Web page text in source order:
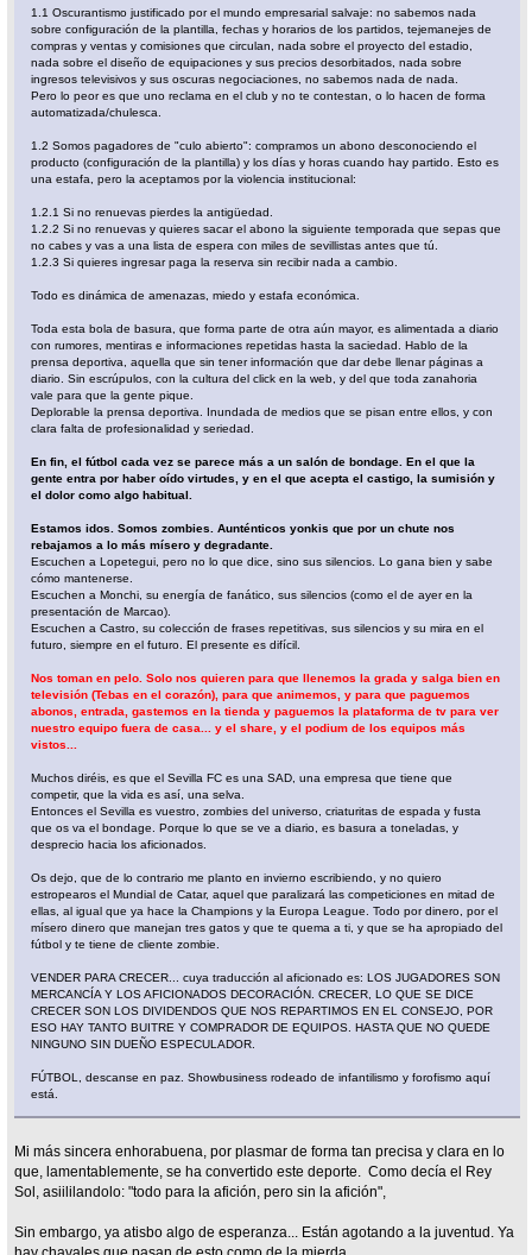
1.1 Oscurantismo justificado por el mundo empresarial salvaje: no sabemos nada
sobre configuración de la plantilla, fechas y horarios de los partidos, tejemanejes de
compras y ventas y comisiones que circulan, nada sobre el proyecto del estadio,
nada sobre el diseño de equipaciones y sus precios desorbitados, nada sobre
ingresos televisivos y sus oscuras negociaciones, no sabemos nada de nada.
Pero lo peor es que uno reclama en el club y no te contestan, o lo hacen de forma
automatizada/chulesca.
1.2 Somos pagadores de "culo abierto": compramos un abono desconociendo el
producto (configuración de la plantilla) y los días y horas cuando hay partido. Esto es
una estafa, pero la aceptamos por la violencia institucional:
1.2.1 Si no renuevas pierdes la antigüedad.
1.2.2 Si no renuevas y quieres sacar el abono la siguiente temporada que sepas que
no cabes y vas a una lista de espera con miles de sevillistas antes que tú.
1.2.3 Si quieres ingresar paga la reserva sin recibir nada a cambio.
Todo es dinámica de amenazas, miedo y estafa económica.
Toda esta bola de basura, que forma parte de otra aún mayor, es alimentada a diario
con rumores, mentiras e informaciones repetidas hasta la saciedad. Hablo de la
prensa deportiva, aquella que sin tener información que dar debe llenar páginas a
diario. Sin escrúpulos, con la cultura del click en la web, y del que toda zanahoria
vale para que la gente pique.
Deplorable la prensa deportiva. Inundada de medios que se pisan entre ellos, y con
clara falta de profesionalidad y seriedad.
En fin, el fútbol cada vez se parece más a un salón de bondage. En el que la
gente entra por haber oído virtudes, y en el que acepta el castigo, la sumisión y
el dolor como algo habitual.
Estamos idos. Somos zombies. Aunténticos yonkis que por un chute nos
rebajamos a lo más mísero y degradante.
Escuchen a Lopetegui, pero no lo que dice, sino sus silencios. Lo gana bien y sabe
cómo mantenerse.
Escuchen a Monchi, su energía de fanático, sus silencios (como el de ayer en la
presentación de Marcao).
Escuchen a Castro, su colección de frases repetitivas, sus silencios y su mira en el
futuro, siempre en el futuro. El presente es difícil.
Nos toman en pelo. Solo nos quieren para que llenemos la grada y salga bien en
televisión (Tebas en el corazón), para que animemos, y para que paguemos
abonos, entrada, gastemos en la tienda y paguemos la plataforma de tv para ver
nuestro equipo fuera de casa... y el share, y el podium de los equipos más
vistos...
Muchos diréis, es que el Sevilla FC es una SAD, una empresa que tiene que
competir, que la vida es así, una selva.
Entonces el Sevilla es vuestro, zombies del universo, criaturitas de espada y fusta
que os va el bondage. Porque lo que se ve a diario, es basura a toneladas, y
desprecio hacia los aficionados.
Os dejo, que de lo contrario me planto en invierno escribiendo, y no quiero
estropearos el Mundial de Catar, aquel que paralizará las competiciones en mitad de
ellas, al igual que ya hace la Champions y la Europa League. Todo por dinero, por el
mísero dinero que manejan tres gatos y que te quema a ti, y que se ha apropiado del
fútbol y te tiene de cliente zombie.
VENDER PARA CRECER... cuya traducción al aficionado es: LOS JUGADORES SON
MERCANCÍA Y LOS AFICIONADOS DECORACIÓN. CRECER, LO QUE SE DICE
CRECER SON LOS DIVIDENDOS QUE NOS REPARTIMOS EN EL CONSEJO, POR
ESO HAY TANTO BUITRE Y COMPRADOR DE EQUIPOS. HASTA QUE NO QUEDE
NINGUNO SIN DUEÑO ESPECULADOR.
FÚTBOL, descanse en paz. Showbusiness rodeado de infantilismo y forofismo aquí
está.
Mi más sincera enhorabuena, por plasmar de forma tan precisa y clara en lo
que, lamentablemente, se ha convertido este deporte. Como decía el Rey
Sol, asiililandolo: "todo para la afición, pero sin la afición",
Sin embargo, ya atisbo algo de esperanza... Están agotando a la juventud. Ya